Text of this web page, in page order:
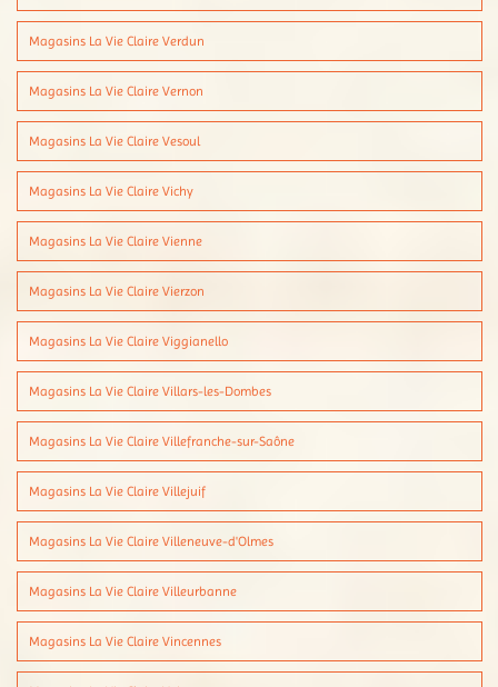
Magasins La Vie Claire Verdun
Magasins La Vie Claire Vernon
Magasins La Vie Claire Vesoul
Magasins La Vie Claire Vichy
Magasins La Vie Claire Vienne
Magasins La Vie Claire Vierzon
Magasins La Vie Claire Viggianello
Magasins La Vie Claire Villars-les-Dombes
Magasins La Vie Claire Villefranche-sur-Saône
Magasins La Vie Claire Villejuif
Magasins La Vie Claire Villeneuve-d'Olmes
Magasins La Vie Claire Villeurbanne
Magasins La Vie Claire Vincennes